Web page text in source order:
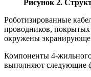
Рисунок 2.
Роботизированные
проводников,
окружены
Компоненты 4-
выполняют следующие